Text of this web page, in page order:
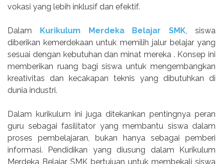
vokasi yang lebih inklusif dan efektif.
Dalam Kurikulum Merdeka Belajar SMK , siswa
diberikan kemerdekaan untuk memilih jalur belajar yang
sesuai dengan kebutuhan dan minat mereka . Konsep ini
memberikan ruang bagi siswa untuk mengembangkan
kreativitas dan kecakapan teknis yang dibutuhkan di
dunia industri.
Dalam kurikulum ini juga ditekankan pentingnya peran
guru sebagai fasilitator yang membantu siswa dalam
proses pembelajaran, bukan hanya sebagai pemberi
informasi. Pendidikan yang diusung dalam Kurikulum
Merdeka Belajar SMK bertujuan untuk membekali siswa